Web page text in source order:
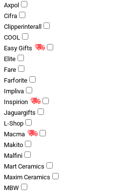
Axpol
Cifra
Clipperinterall
COOL
Easy Gifts
Elite
Fare
Farforite
Impliva
Inspirion
Jaguargifts
L-Shop
Macma
Makito
Malfini
Mart Ceramics
Maxim Ceramics
MBW